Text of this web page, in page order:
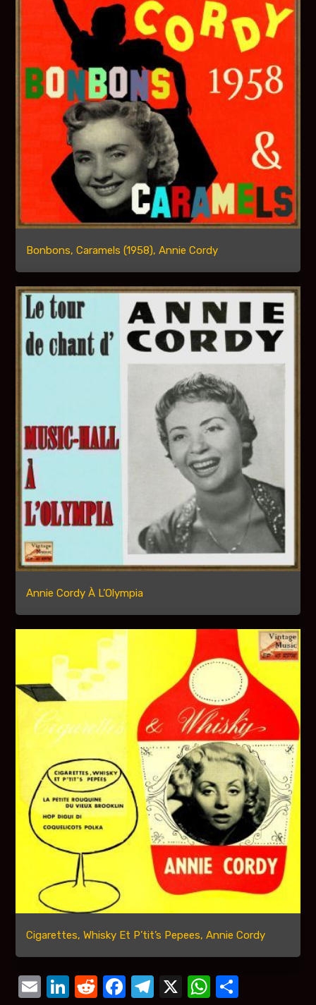
Bonbons, Caramels (1958), Annie Cordy
Annie Cordy À L’Olympia
Cigarettes, Whisky Et P’tit’s Pepees, Annie Cordy
Email
LinkedIn
Reddit
Facebook
Telegram
X